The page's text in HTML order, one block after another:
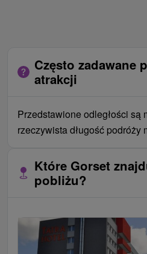
Często zadawane
atrakcji
Przedstawione odległości są
rzeczywista długość podróży
Które Gorset
pobliżu?